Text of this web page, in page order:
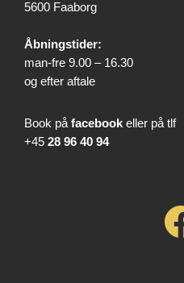
5600 Faaborg
Åbningstider:
man-fre 9.00 – 16.30
og efter aftale
Book påfacebookeller på tlf
+4528 96 40 94
Facebook